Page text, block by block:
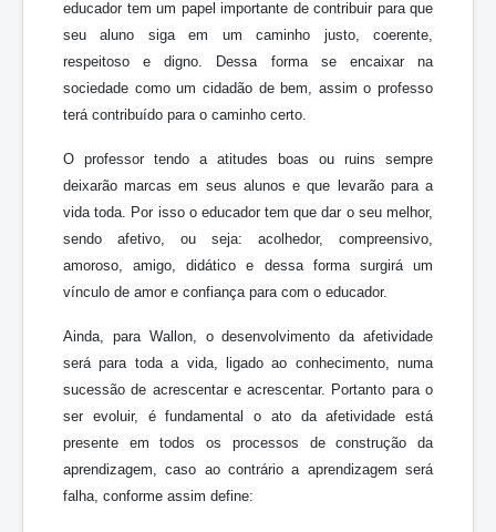
educador tem um papel importante de contribuir para que
seu aluno siga em um caminho justo, coerente,
respeitoso e digno. Dessa forma se encaixar na
sociedade como um cidadão de bem, assim o professo
terá contribuído para o caminho certo.
O professor tendo a atitudes boas ou ruins sempre
deixarão marcas em seus alunos e que levarão para a
vida toda. Por isso o educador tem que dar o seu melhor,
sendo afetivo, ou seja: acolhedor, compreensivo,
amoroso, amigo, didático e dessa forma surgirá um
vínculo de amor e confiança para com o educador.
Ainda, para Wallon, o desenvolvimento da afetividade
será para toda a vida, ligado ao conhecimento, numa
sucessão de acrescentar e acrescentar. Portanto para o
ser evoluir, é fundamental o ato da afetividade está
presente em todos os processos de construção da
aprendizagem, caso ao contrário a aprendizagem será
falha, conforme assim define: